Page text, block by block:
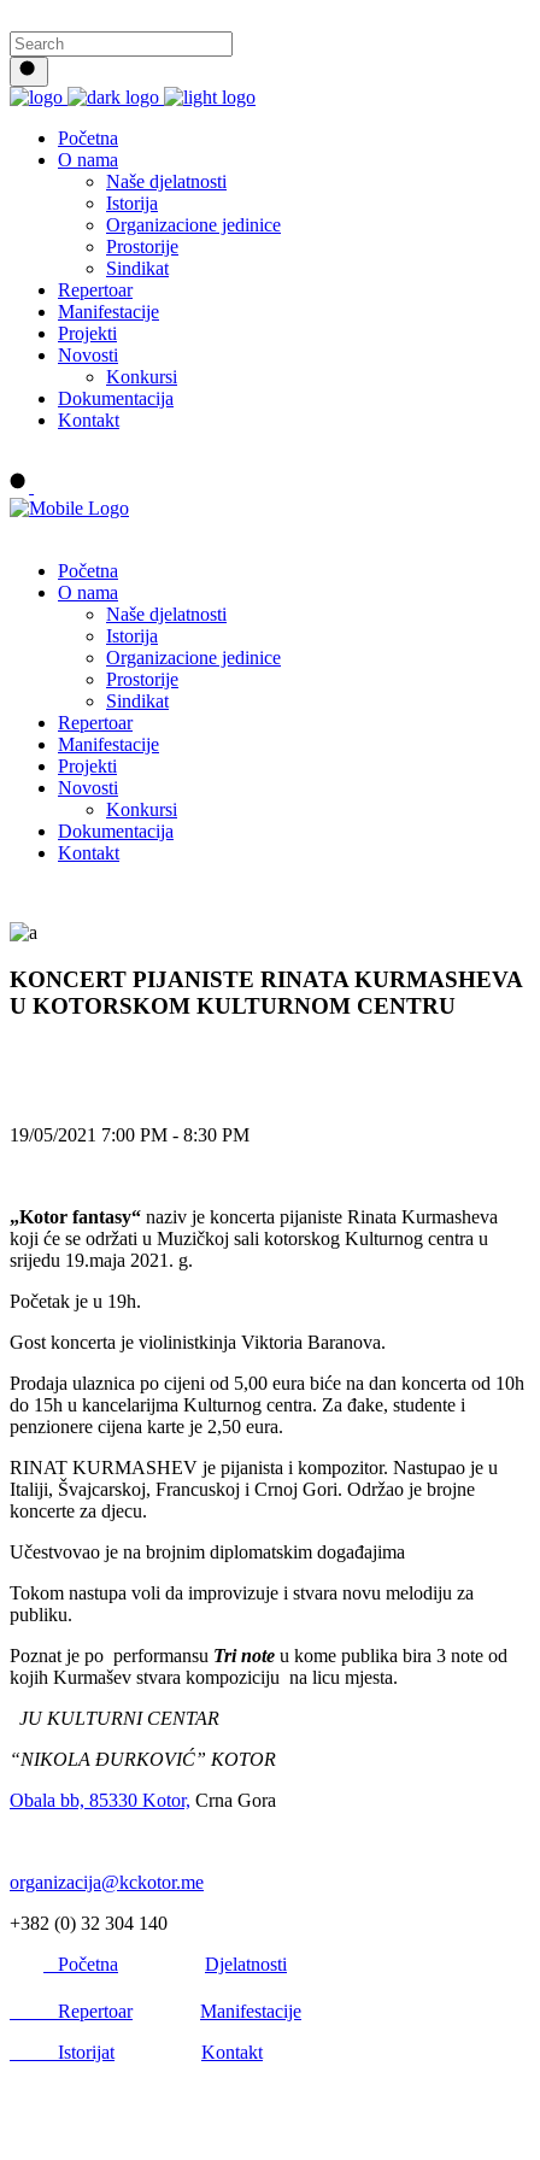
Početna
O nama
Naše djelatnosti
Istorija
Organizacione jedinice
Prostorije
Sindikat
Repertoar
Manifestacije
Projekti
Novosti
Konkursi
Dokumentacija
Kontakt
Početna
O nama
Naše djelatnosti
Istorija
Organizacione jedinice
Prostorije
Sindikat
Repertoar
Manifestacije
Projekti
Novosti
Konkursi
Dokumentacija
Kontakt
KONCERT PIJANISTE RINATA KURMASHEVA
U KOTORSKOM KULTURNOM CENTRU
19/05/2021 7:00 PM - 8:30 PM
„Kotor fantasy“ naziv je koncerta pijaniste Rinata Kurmasheva
koji će se održati u Muzičkoj sali kotorskog Kulturnog centra u
srijedu 19.maja 2021. g.
Početak je u 19h.
Gost koncerta je violinistkinja Viktoria Baranova.
Prodaja ulaznica po cijeni od 5,00 eura biće na dan koncerta od 10h
do 15h u kancelarijma Kulturnog centra. Za đake, studente i
penzionere cijena karte je 2,50 eura.
RINAT KURMASHEV je pijanista i kompozitor. Nastupao je u
Italiji, Švajcarskoj, Francuskoj i Crnoj Gori. Održao je brojne
koncerte za djecu.
Učestvovao je na brojnim diplomatskim događajima
Tokom nastupa voli da improvizuje i stvara novu melodiju za
publiku.
Poznat je po performansu Tri note u kome publika bira 3 note od
kojih Kurmašev stvara kompoziciju na licu mjesta.
JU KULTURNI CENTAR
“NIKOLA ĐURKOVIĆ” KOTOR
Obala bb, 85330 Kotor, Crna Gora
organizacija@kckotor.me
+382 (0) 32 304 140
Početna
Djelatnosti
Repertoar
Manifestacije
Istorijat
Kontakt